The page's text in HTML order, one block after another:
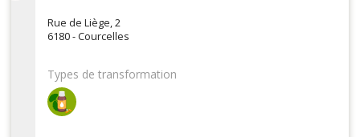
Rue de Liège, 2
6180 - Courcelles
Types de transformation